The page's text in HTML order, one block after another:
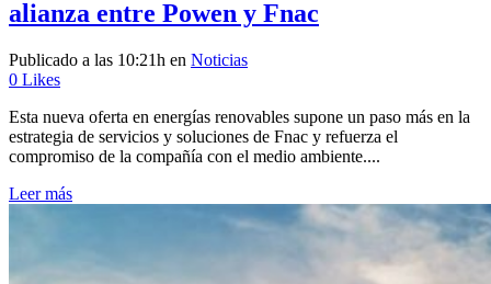
alianza entre Powen y Fnac
Publicado a las 10:21h en Noticias
0 Likes
Esta nueva oferta en energías renovables supone un paso más en la
estrategia de servicios y soluciones de Fnac y refuerza el
compromiso de la compañía con el medio ambiente....
Leer más